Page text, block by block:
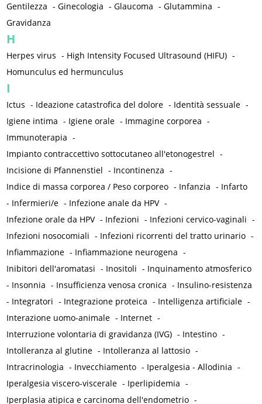
Gentilezza -Ginecologia -Glaucoma -Glutammina -
Gravidanza
H
Herpes virus - High Intensity Focused Ultrasound (HIFU) -
Homunculus ed hermunculus
I
Ictus - Ideazione catastrofica del dolore - Identità sessuale -
Igiene intima - Igiene orale - Immagine corporea -
Immunoterapia -
Impianto contraccettivo sottocutaneo all'etonogestrel -
Incisione di Pfannenstiel - Incontinenza -
Indice di massa corporea / Peso corporeo - Infanzia - Infarto
- Infermieri/e - Infezione anale da HPV -
Infezione orale da HPV - Infezioni - Infezioni cervico-vaginali -
Infezioni nosocomiali - Infezioni ricorrenti del tratto urinario -
Infiammazione - Infiammazione neurogena -
Inibitori dell'aromatasi - Inositoli - Inquinamento atmosferico
- Insonnia - Insufficienza venosa cronica - Insulino-resistenza
- Integratori - Integrazione proteica - Intelligenza artificiale -
Interazione uomo-animale - Internet -
Interruzione volontaria di gravidanza (IVG) - Intestino -
Intolleranza al glutine - Intolleranza al lattosio -
Intracrinologia - Invecchiamento - Iperalgesia - Allodinia -
Iperalgesia viscero-viscerale - Iperlipidemia -
Iperplasia atipica e carcinoma dell'endometrio -